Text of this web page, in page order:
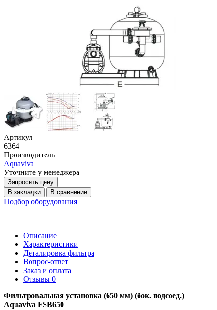
Артикул
6364
Производитель
Aquaviva
Уточните у менеджера
Запросить цену
В закладки
В сравнение
Подбор оборудования
Описание
Характеристики
Деталировка фильтра
Вопрос-ответ
Заказ и оплата
Отзывы 0
Фильтровальная установка (650 мм) (бок. подсоед.)
Aquaviva FSB650